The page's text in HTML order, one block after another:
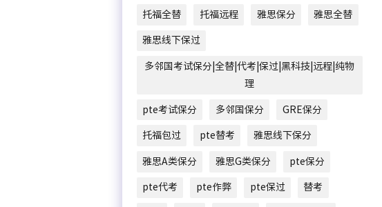
托福全替 托福远程 雅思保分 雅思全替
雅思线下保过
多邻国考试保分|全替|代考|保过|黑科技|远程|纯物
理
pte考试保分 多邻国保分 GRE保分
托福包过 pte替考 雅思线下保分
雅思A类保分 雅思G类保分 pte保分
pte代考 pte作弊 pte保过 替考